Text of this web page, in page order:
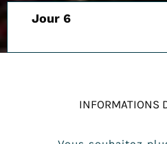
Jour 6
INFORMATIONS